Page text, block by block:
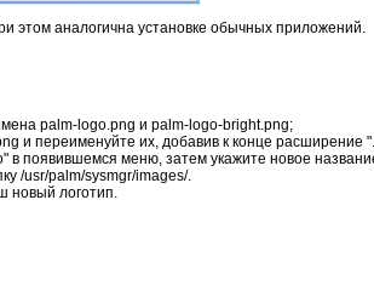
этом аналогична установке обычных приложений.
palm-logo.png и palm-logo-bright.png;
и переименуйте их, добавив к конце расширение
появившемся меню, затем укажите новое
/usr/palm/sysmgr/images/.
новый логотип.